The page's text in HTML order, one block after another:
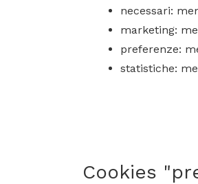
necessari:
marketing:
preferenze:
statistiche:
Cookies